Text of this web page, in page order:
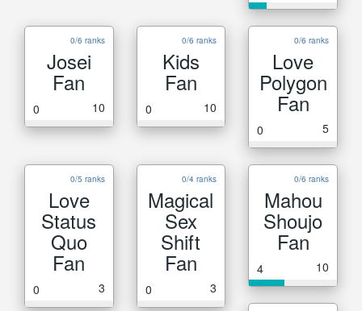
0/6 ranks
Josei
Fan
0 10
0/6 ranks
Kids
Fan
0 10
0/6 ranks
Love
Polygon
Fan
0 5
0/5 ranks
Love
Status
Quo
Fan
0 3
0/4 ranks
Magical
Sex
Shift
Fan
0 3
0/6 ranks
Mahou
Shoujo
Fan
4 10